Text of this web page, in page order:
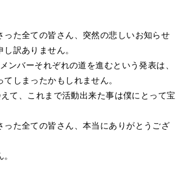
った全ての皆さん、突然の悲しいお知らせ
訳ありません。
ンバーそれぞれの道を進むという発表は、
しまったかもしれません。
えて、これまで活動出来た事は僕にとって宝
った全ての皆さん、本当にありがとうござ